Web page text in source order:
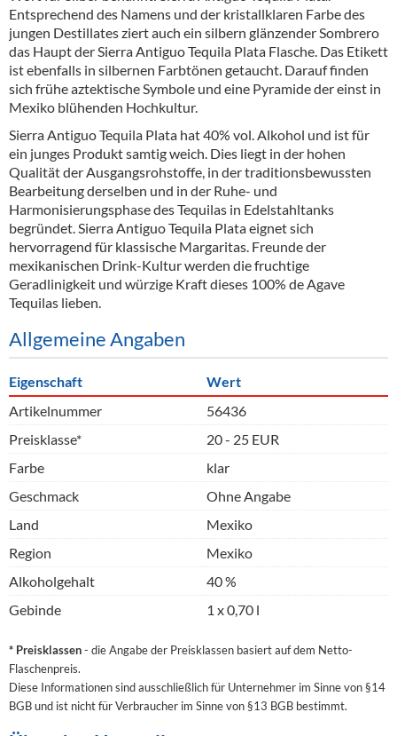
Entsprechend des Namens und der kristallklaren Farbe des
jungen Destillates ziert auch ein silbern glänzender Sombrero
das Haupt der Sierra Antiguo Tequila Plata Flasche. Das Etikett
ist ebenfalls in silbernen Farbtönen getaucht. Darauf finden
sich frühe aztektische Symbole und eine Pyramide der einst in
Mexiko blühenden Hochkultur.
Sierra Antiguo Tequila Plata hat 40% vol. Alkohol und ist für
ein junges Produkt samtig weich. Dies liegt in der hohen
Qualität der Ausgangsrohstoffe, in der traditionsbewussten
Bearbeitung derselben und in der Ruhe- und
Harmonisierungsphase des Tequilas in Edelstahltanks
begründet. Sierra Antiguo Tequila Plata eignet sich
hervorragend für klassische Margaritas. Freunde der
mexikanischen Drink-Kultur werden die fruchtige
Geradlinigkeit und würzige Kraft dieses 100% de Agave
Tequilas lieben.
Allgemeine Angaben
Eigenschaft
Wert
Artikelnummer
56436
Preisklasse*
20 - 25 EUR
Farbe
klar
Geschmack
Ohne Angabe
Land
Mexiko
Region
Mexiko
Alkoholgehalt
40 %
Gebinde
1 x 0,70 l
* Preisklassen- die Angabe der Preisklassen basiert auf dem Netto-
Flaschenpreis.
Diese Informationen sind ausschließlich für Unternehmer im Sinne von §14
BGB und ist nicht für Verbraucher im Sinne von §13 BGB bestimmt.